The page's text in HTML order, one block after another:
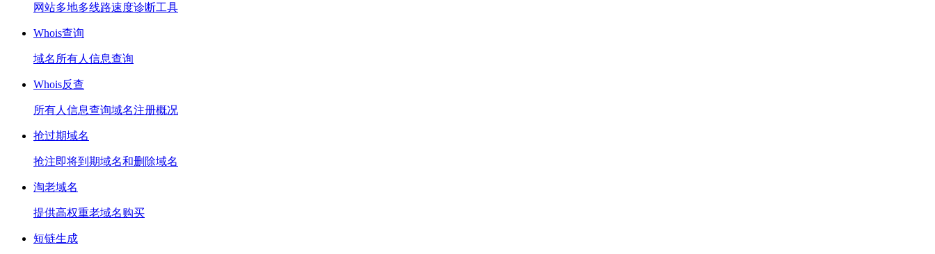
网站多地多线路速度诊断工具
Whois查询
域名所有人信息查询
Whois反查
所有人信息查询域名注册概况
抢过期域名
抢注即将到期域名和删除域名
淘老域名
提供高权重老域名购买
短链生成